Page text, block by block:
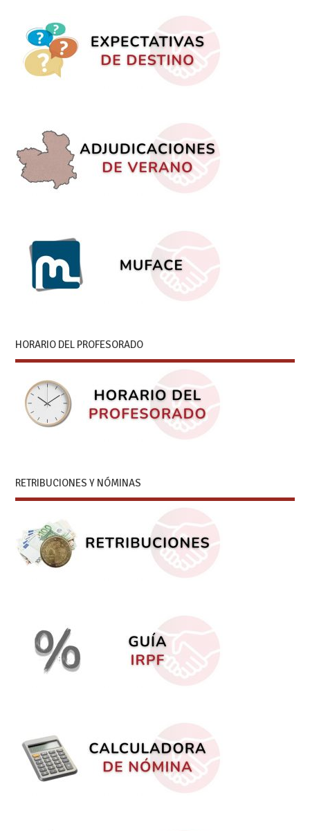
HORARIO DEL PROFESORADO
RETRIBUCIONES Y NÓMINAS